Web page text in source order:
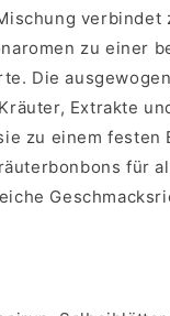
verbindet
zu einer
Die
Extrakte
zu einem festen
für